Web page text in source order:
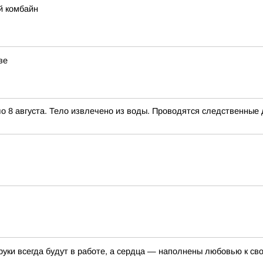
комбайн
августа. Тело извлечено из воды. Проводятся
всегда будут в работе, а сердца — наполнены любовью к